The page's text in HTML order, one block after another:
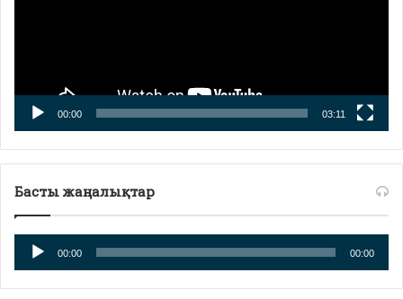
00:00 03:11
Басты жаңалықтар
Аудиоплеер
00:00 00:00